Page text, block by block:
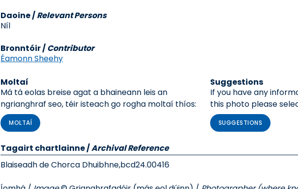
Daoine /Relevant Persons
Níl
Bronntóir /Contributor
Éamonn Sheehy
Moltaí
Má tá eolas breise agat a bhaineann leis an
ngrianghraf seo, téir isteach go rogha moltaí thíos:
MOLTAÍ
Suggestions
If you have any
this photo please
SUGGESTIONS
Tagairt chartlainne/Archival Reference
Blaiseadh de Chorca Dhuibhne,bcd24.00416